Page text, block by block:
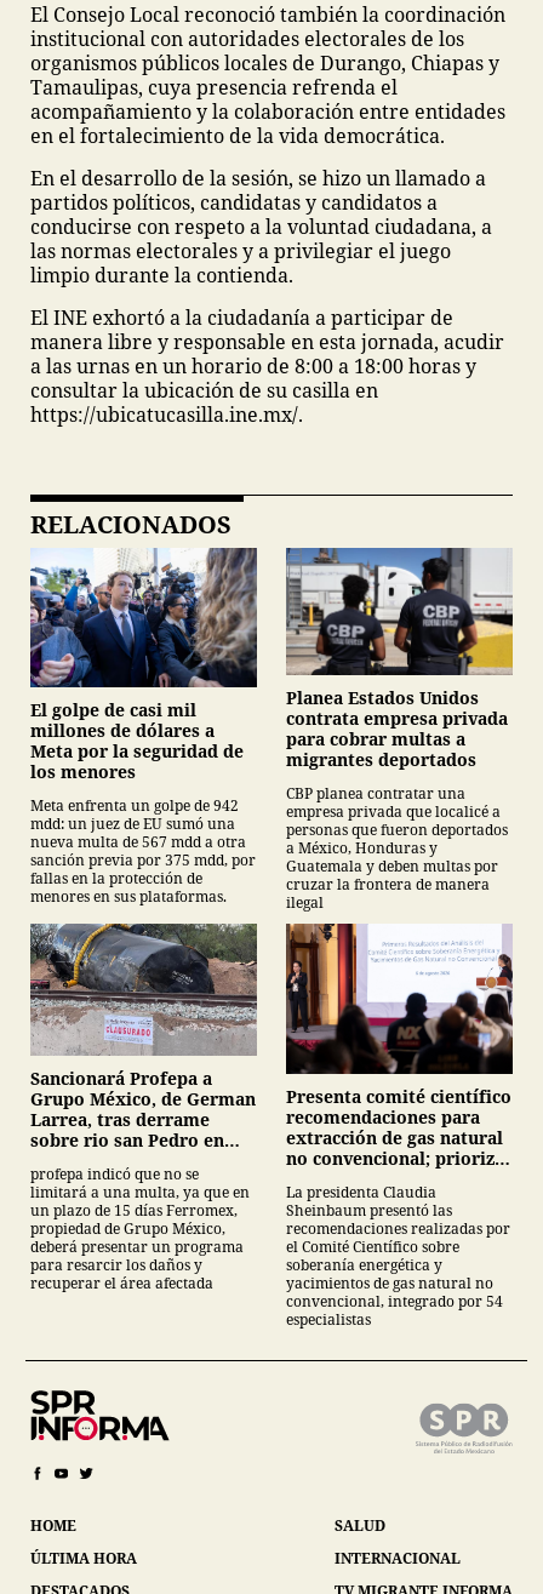
El Consejo Local reconoció también la coordinación
institucional con autoridades electorales de los
organismos públicos locales de Durango, Chiapas y
Tamaulipas, cuya presencia refrenda el
acompañamiento y la colaboración entre entidades
en el fortalecimiento de la vida democrática.
En el desarrollo de la sesión, se hizo un llamado a
partidos políticos, candidatas y candidatos a
conducirse con respeto a la voluntad ciudadana, a
las normas electorales y a privilegiar el juego
limpio durante la contienda.
El INE exhortó a la ciudadanía a participar de
manera libre y responsable en esta jornada, acudir
a las urnas en un horario de 8:00 a 18:00 horas y
consultar la ubicación de su casilla en
https://ubicatucasilla.ine.mx/.
RELACIONADOS
El golpe de casi mil
millones de dólares a
Meta por la seguridad de
los menores
Meta enfrenta un golpe de 942
mdd: un juez de EU sumó una
nueva multa de 567 mdd a otra
sanción previa por 375 mdd, por
fallas en la protección de
menores en sus plataformas.
Planea Estados Unidos
contrata empresa privada
para cobrar multas a
migrantes deportados
CBP planea contratar una
empresa privada que localicé a
personas que fueron deportados
a México, Honduras y
Guatemala y deben multas por
cruzar la frontera de manera
ilegal
Sancionará Profepa a
Grupo México, de German
Larrea, tras derrame
sobre rio san Pedro en
profepa indicó que no se
limitará a una multa, ya que en
un plazo de 15 días Ferromex,
propiedad de Grupo México,
deberá presentar un programa
para resarcir los daños y
recuperar el área afectada
Presenta comité científico
recomendaciones para
extracción de gas natural
no convencional; prioriza
descarta yacimiento
Tampico-Misantla
La presidenta Claudia
Sheinbaum presentó las
recomendaciones realizadas por
el Comité Científico sobre
soberanía energética y
yacimientos de gas natural no
convencional, integrado por 54
especialistas
HOME
ÚLTIMA HORA
SALUD
INTERNACIONAL